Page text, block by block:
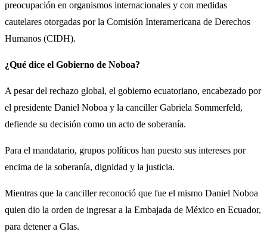
preocupación en organismos internacionales y con medidas
cautelares otorgadas por la Comisión Interamericana de Derechos
Humanos (CIDH).
¿Qué dice el Gobierno de Noboa?
A pesar del rechazo global, el gobierno ecuatoriano, encabezado por
el presidente Daniel Noboa y la canciller Gabriela Sommerfeld,
defiende su decisión como un acto de soberanía.
Para el mandatario, grupos políticos han puesto sus intereses por
encima de la soberanía, dignidad y la justicia.
Mientras que la canciller reconoció que fue el mismo Daniel Noboa
quien dio la orden de ingresar a la Embajada de México en Ecuador,
para detener a Glas.